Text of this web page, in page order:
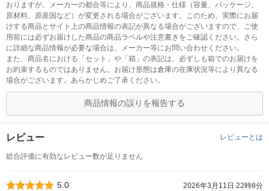
おりますが、メーカーの都合等により、商品規格・仕様（容量、パッケージ、
原材料、原産国など）が変更される場合がございます。このため、実際にお届
けする商品とサイト上の商品情報の表記が異なる場合がございますので、ご使
用前には必ずお届けした商品の商品ラベルや注意書きをご確認ください。さら
に詳細な商品情報が必要な場合は、メーカー等にお問い合わせください。
また、商品名における「セット」や「箱」の表記は、必ずしも箱でのお届けを
お約束するものではありません。お届け形態は倉庫の在庫状況等により異なる
場合がございます。あらかじめご了承ください。
商品情報の誤りを報告する
レビュー レビューとは
総合評価に有効なレビュー数が足りません
5.0
2026年3月11日 22時8分